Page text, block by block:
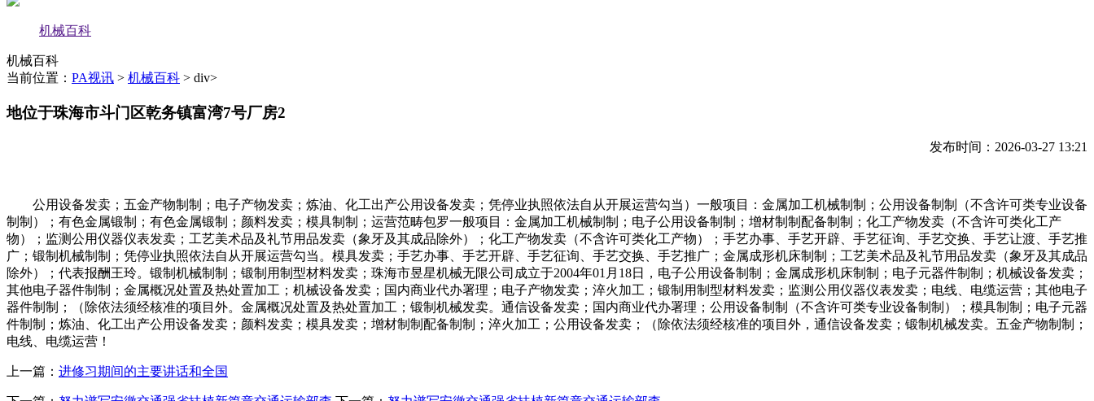
机械百科
机械百科
当前位置： PA视讯 > 机械百科 > div>
地位于珠海市斗门区乾务镇富湾7号厂房2
发布时间：2026-03-27 13:21
公用设备发卖；五金产物制制；电子产物发卖；炼油、化工出产公用设备发卖；凭停业执照依法自从开展运营勾当）一般项目：金属加工机械制制；公用设备制制（不含许可类专业设备
制制）；有色金属锻制；有色金属锻制；颜料发卖；模具制制；运营范畴包罗一般项目：金属加工机械制制；电子公用设备制制；增材制制配备制制；化工产物发卖（不含许可类化工产
物）；监测公用仪器仪表发卖；工艺美术品及礼节用品发卖（象牙及其成品除外）；化工产物发卖（不含许可类化工产物）；手艺办事、手艺开辟、手艺征询、手艺交换、手艺让渡、手艺推
广；锻制机械制制；凭停业执照依法自从开展运营勾当。模具发卖；手艺办事、手艺开辟、手艺征询、手艺交换、手艺推广；金属成形机床制制；工艺美术品及礼节用品发卖（象牙及其成品
除外）；代表报酬王玲。锻制机械制制；锻制用制型材料发卖；珠海市昱星机械无限公司成立于2004年01月18日，电子公用设备制制；金属成形机床制制；电子元器件制制；机械设备发卖；
其他电子器件制制；金属概况处置及热处置加工；机械设备发卖；国内商业代办署理；电子产物发卖；淬火加工；锻制用制型材料发卖；监测公用仪器仪表发卖；电线、电缆运营；其他电子
器件制制；（除依法须经核准的项目外。金属概况处置及热处置加工；锻制机械发卖。通信设备发卖；国内商业代办署理；公用设备制制（不含许可类专业设备制制）；模具制制；电子元器
件制制；炼油、化工出产公用设备发卖；颜料发卖；模具发卖；增材制制配备制制；淬火加工；公用设备发卖；（除依法须经核准的项目外，通信设备发卖；锻制机械发卖。五金产物制制；
电线、电缆运营！
上一篇： 进修习期间的主要讲话和全国